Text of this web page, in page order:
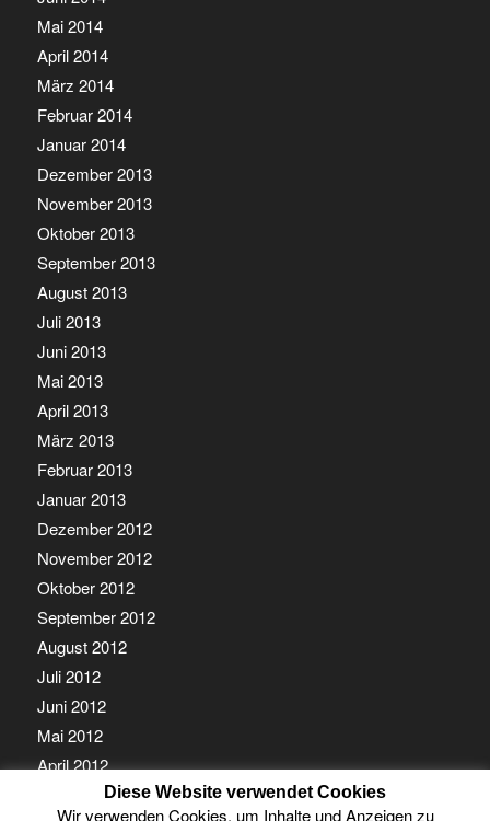
Mai 2014
April 2014
März 2014
Februar 2014
Januar 2014
Dezember 2013
November 2013
Oktober 2013
September 2013
August 2013
Juli 2013
Juni 2013
Mai 2013
April 2013
März 2013
Februar 2013
Januar 2013
Dezember 2012
November 2012
Oktober 2012
September 2012
August 2012
Juli 2012
Juni 2012
Mai 2012
April 2012
März 2012Diese Website verwendet Cookies
Wir verwenden Cookies, um Inhalte und Anzeigen zu